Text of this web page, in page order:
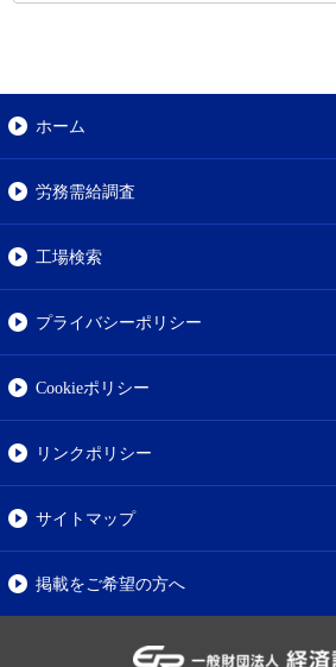
ホーム
労務需給調査
工場検索
プライバシーポリシー
Cookieポリシー
リンクポリシー
サイトマップ
掲載をご希望の方へ